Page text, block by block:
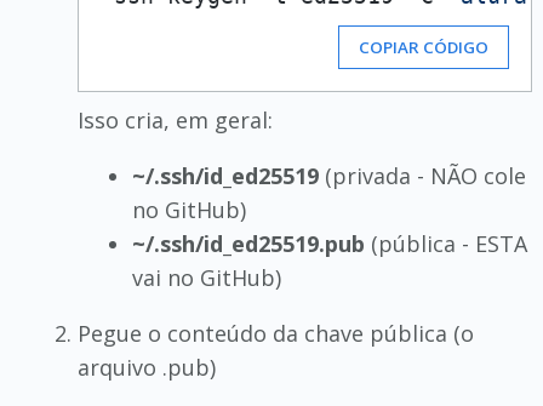
COPIAR CÓDIGO
Isso cria, em geral:
~/.ssh/id_ed25519(privada - NÃO cole
no GitHub)
~/.ssh/id_ed25519.pub (pública - ESTA
vai no GitHub)
Pegue o conteúdo da chave pública (o
arquivo .pub)